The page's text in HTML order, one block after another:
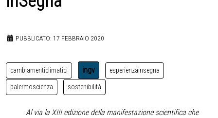
PUBBLICATO: 17 FEBBRAIO 2020
cambiamenticlimatici ingv esperienzainsegna
palermoscienza sostenibilità
Al via la XIII edizione della manifestazione scientifica che